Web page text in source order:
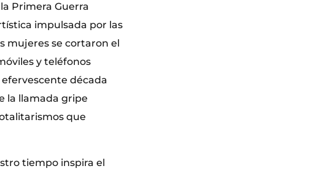
Primera Guerra
impulsada por las
mujeres se cortaron el
y teléfonos
década
la llamada gripe
que
tiempo inspira el